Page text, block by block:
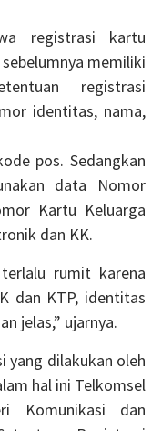
registrasi kartu
memiliki
registrasi
identitas, nama,
pos. Sedangkan
data Nomor
Kartu Keluarga
dan KK.
rumit karena
dan KTP, identitas
jelas,” ujarnya.
yang dilakukan oleh
hal ini Telkomsel
Komunikasi dan